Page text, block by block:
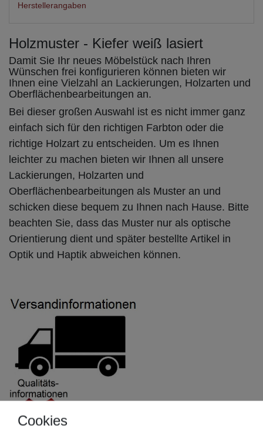
Herstellerangaben
Holzmuster - Kiefer weiß lasiert
Damit Sie Ihr neues Möbelstück nach Ihren
Wünschen frei konfigurieren können bieten wir
Ihnen eine Vielzahl an Lackierungen, Holzarten und
Oberflächenbearbeitungen an.
Bei dieser großen Auswahl ist es nicht immer ganz
einfach sich für den richtigen Farbton oder die
richtige Holzart zu entscheiden. Um es Ihnen
leichter zu machen bieten wir Ihnen all unsere
Lackierungen, Holzarten und
Oberflächenbearbeitungen als Muster an und
schicken diese bequem zu Ihnen nach Hause. Bitte
beachten Sie, dass das Muster nur als optische
Orientierung dient und später bestellte Artikel in
Optik und Haptik abweichen können.
Cookies